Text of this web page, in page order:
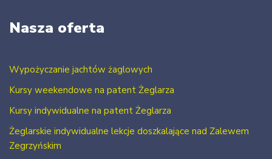
Nasza oferta
Wypożyczanie jachtów żaglowych
Kursy weekendowe na patent Żeglarza
Kursy indywidualne na patent Żeglarza
Żeglarskie indywidualne lekcje doszkalające nad Zalewem
Zegrzyńskim